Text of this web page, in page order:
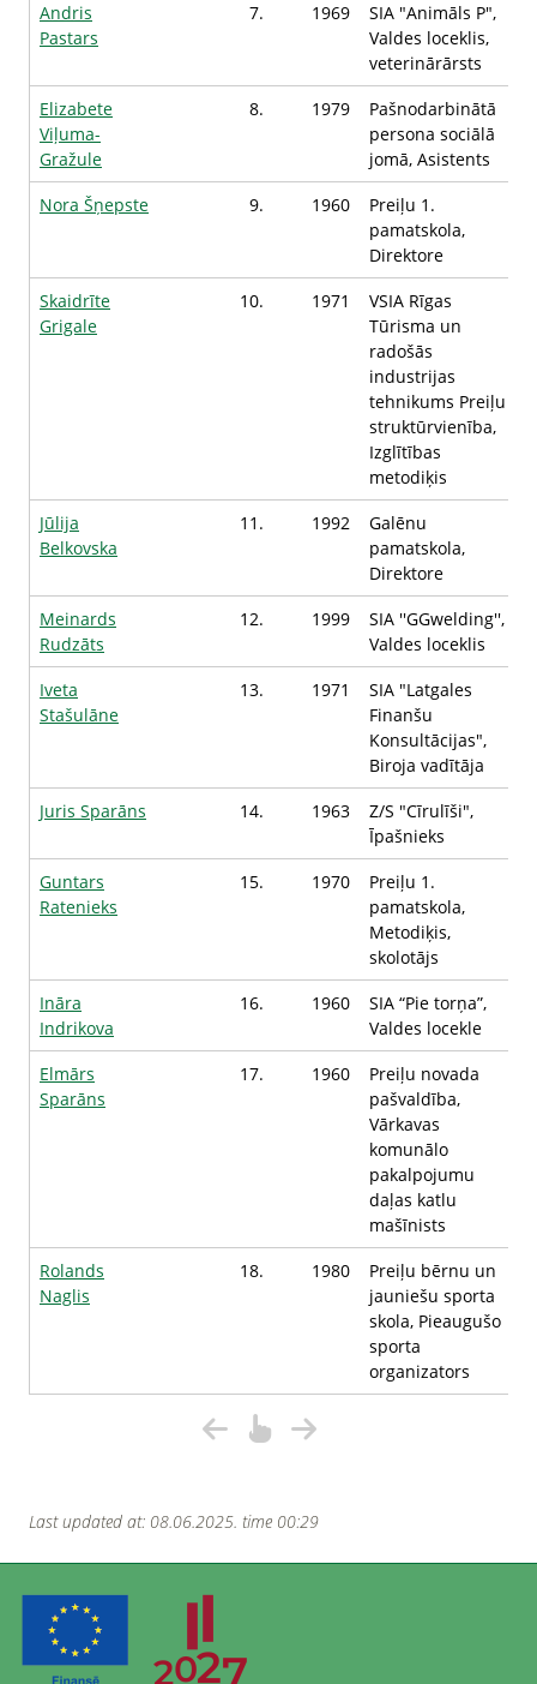
Andris
Pastars
7. 1969
SIA "Animāls P",
Valdes loceklis,
veterinārārsts
Elizabete
Viļuma-
Gražule
8. 1979
Pašnodarbinātā
persona sociālā
jomā, Asistents
Nora Šņepste
9. 1960
Preiļu 1.
pamatskola,
Direktore
Skaidrīte
Grigale
10. 1971
VSIA Rīgas
Tūrisma un
radošās
industrijas
tehnikums Preiļu
struktūrvienība,
Izglītības
metodiķis
Jūlija
Belkovska
11. 1992
Galēnu
pamatskola,
Direktore
Meinards
Rudzāts
12. 1999
SIA ''GGwelding'',
Valdes loceklis
Iveta
Stašulāne
13. 1971
SIA "Latgales
Finanšu
Konsultācijas",
Biroja vadītāja
Juris Sparāns
14. 1963
Z/S "Cīrulīši",
Īpašnieks
Guntars
Ratenieks
15. 1970
Preiļu 1.
pamatskola,
Metodiķis,
skolotājs
Ināra
Indrikova
16. 1960
SIA “Pie torņa”,
Valdes locekle
Elmārs
Sparāns
17. 1960
Preiļu novada
pašvaldība,
Vārkavas
komunālo
pakalpojumu
daļas katlu
mašīnists
Rolands
Naglis
18. 1980
Preiļu bērnu un
jauniešu sporta
skola, Pieaugušo
sporta
organizators
Last updated at: 08.06.2025. time 00:29